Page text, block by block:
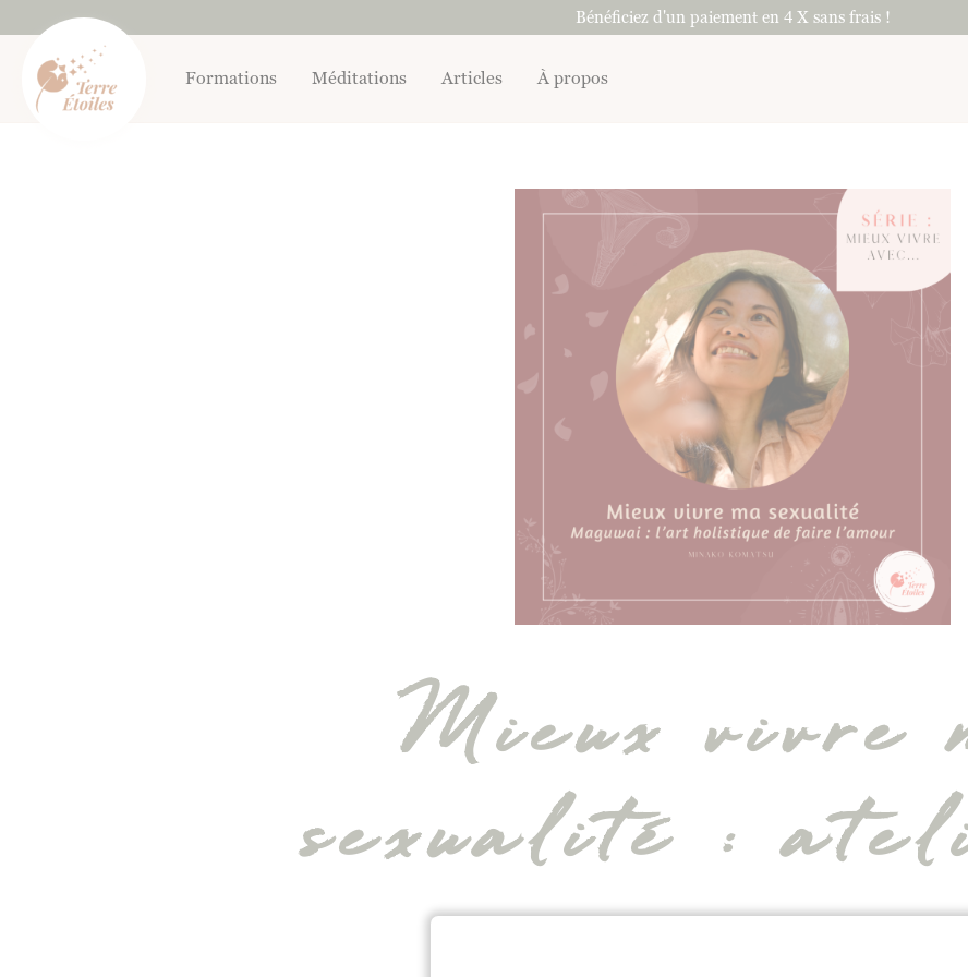
au
contenu
Bénéficiez d'un paiement en 4 X sans frais !
Formations Méditations Articles À propos
Mieux vivre
sexualité :